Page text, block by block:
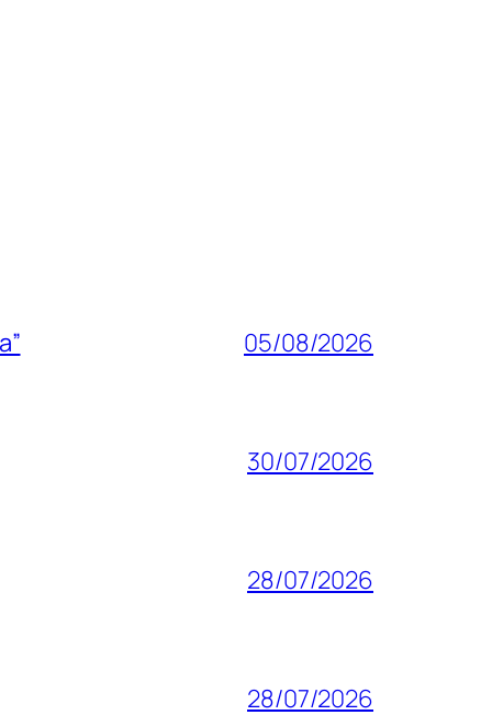
05/08/2026
30/07/2026
28/07/2026
28/07/2026